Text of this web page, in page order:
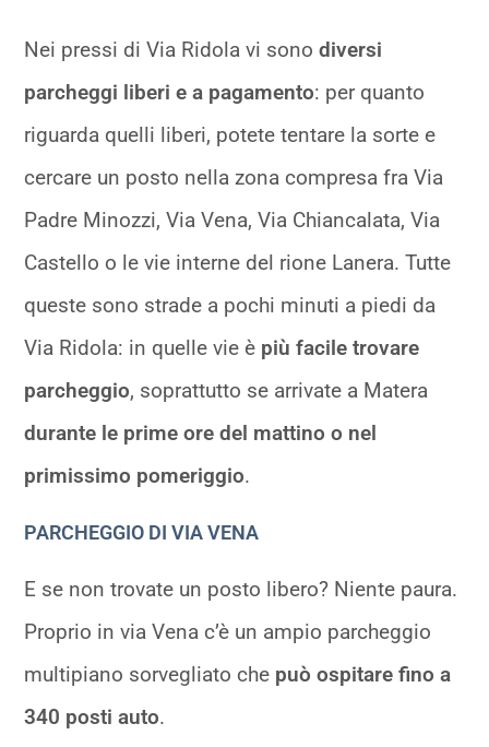
Nei pressi di Via Ridola vi sonodiversi
parcheggi liberi e a pagamento: per quanto
riguarda quelli liberi, potete tentare la sorte e
cercare un posto nella zona compresa fra Via
Padre Minozzi, Via Vena, Via Chiancalata, Via
Castello o le vie interne del rione Lanera. Tutte
queste sono strade a pochi minuti a piedi da
Via Ridola: in quelle vie è più facile trovare
parcheggio, soprattutto se arrivate a Matera
durante le prime ore del mattino o nel
primissimo pomeriggio.
PARCHEGGIO DI VIA VENA
E se non trovate un posto libero? Niente paura.
Proprio in via Vena c’è un ampio parcheggio
multipiano sorvegliato che può ospitare fino a
340 posti auto.